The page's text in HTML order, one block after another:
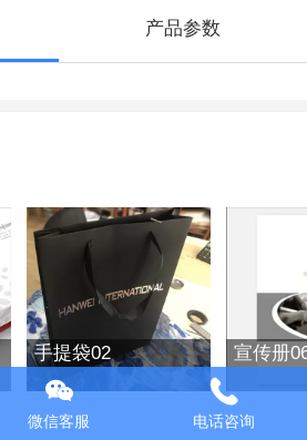
产品参数
手提袋02 宣传册
微信客服 电话咨询